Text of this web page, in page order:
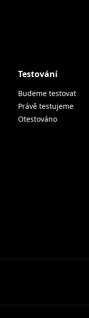
Testování
Budeme testovat
Právě testujeme
Otestováno